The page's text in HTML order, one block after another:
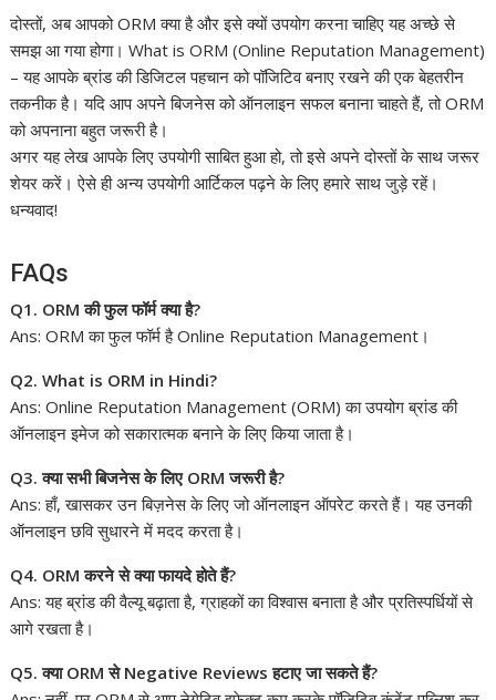
दोस्तों, अब आपको ORM क्या है और इसे क्यों उपयोग करना चाहिए यह अच्छे से
समझ आ गया होगा। What is ORM (Online Reputation Management)
– यह आपके ब्रांड की डिजिटल पहचान को पॉजिटिव बनाए रखने की एक बेहतरीन
तकनीक है। यदि आप अपने बिजनेस को ऑनलाइन सफल बनाना चाहते हैं, तो ORM
को अपनाना बहुत जरूरी है।
अगर यह लेख आपके लिए उपयोगी साबित हुआ हो, तो इसे अपने दोस्तों के साथ जरूर
शेयर करें। ऐसे ही अन्य उपयोगी आर्टिकल पढ़ने के लिए हमारे साथ जुड़े रहें।
धन्यवाद!
FAQs
Q1. ORM की फुल फॉर्म क्या है?
Ans: ORM का फुल फॉर्म है Online Reputation Management।
Q2. What is ORM in Hindi?
Ans: Online Reputation Management (ORM) का उपयोग ब्रांड की
ऑनलाइन इमेज को सकारात्मक बनाने के लिए किया जाता है।
Q3. क्या सभी बिजनेस के लिए ORM जरूरी है?
Ans: हाँ, खासकर उन बिज़नेस के लिए जो ऑनलाइन ऑपरेट करते हैं। यह उनकी
ऑनलाइन छवि सुधारने में मदद करता है।
Q4. ORM करने से क्या फायदे होते हैं?
Ans: यह ब्रांड की वैल्यू बढ़ाता है, ग्राहकों का विश्वास बनाता है और प्रतिस्पर्धियों से
आगे रखता है।
Q5. क्या ORM से Negative Reviews हटाए जा सकते हैं?